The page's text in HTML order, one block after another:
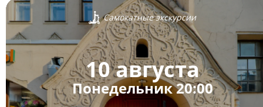
Самокатные экскурсии
10 августа
Понедельник 20:00